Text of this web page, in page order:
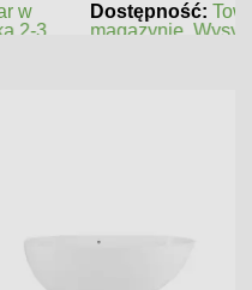
Dostępność: Towar w
magazynie. Wysyłka 2-3